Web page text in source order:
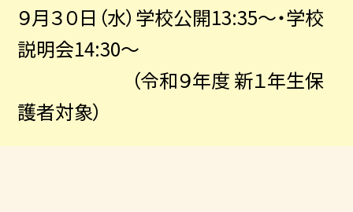
９月３０日（水）学校公開13:35～・学校
説明会14:30～
（令和９年度 新１年生保
護者対象）